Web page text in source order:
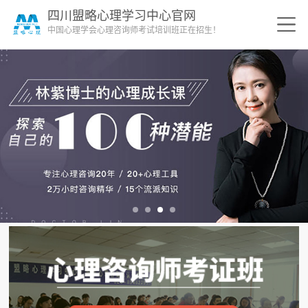
四川盟略心理学习中心官网
中国心理学会心理咨询师考试培训班正在招生！